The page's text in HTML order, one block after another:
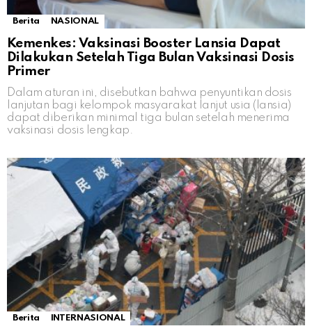
Berita NASIONAL
Kemenkes: Vaksinasi Booster Lansia Dapat
Dilakukan Setelah Tiga Bulan Vaksinasi Dosis
Primer
Dalam aturan ini, disebutkan bahwa penyuntikan dosis
lanjutan bagi kelompok masyarakat lanjut usia (lansia)
dapat diberikan minimal tiga bulan setelah menerima
vaksinasi dosis lengkap.
Berita INTERNASIONAL